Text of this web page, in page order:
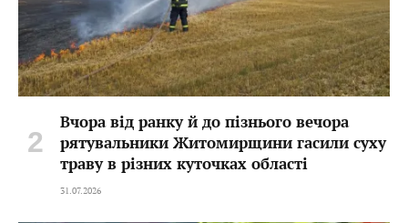
Вчора від ранку й до пізнього вечора
рятувальники Житомирщини гасили суху
траву в різних куточках області
31.07.2026